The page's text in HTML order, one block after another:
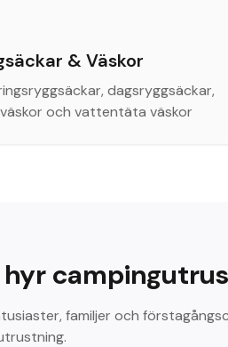
& Väskor
dagsryggsäckar,
och vattentäta väskor
hyr
familjer och